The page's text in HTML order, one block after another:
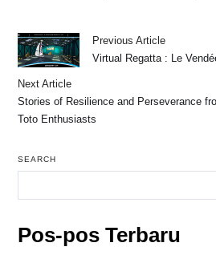
Previous Article
Virtual Regatta : Le
Next Article
Stories of Resilience and Perseverance
Toto Enthusiasts
SEARCH
Pos-pos Terbaru